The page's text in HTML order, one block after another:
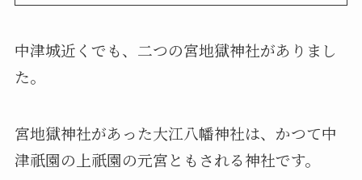
中津城近くでも、二つの宮地獄神社がありまし
た。
宮地獄神社があった大江八幡神社は、かつて中
津祇園の上祇園の元宮ともされる神社です。